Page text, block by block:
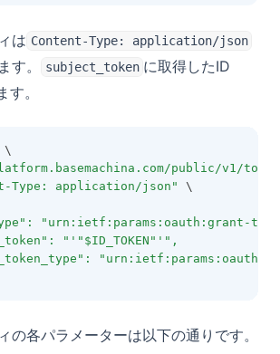
は Content-Type: application/json
す。 subject_token に取得したID
。
\
public/v1/
Type: application/json"
\
"urn:ietf:params:oauth:grant-
"'"$ID_TOKEN"'",
の各パラメーターは以下の通りです。